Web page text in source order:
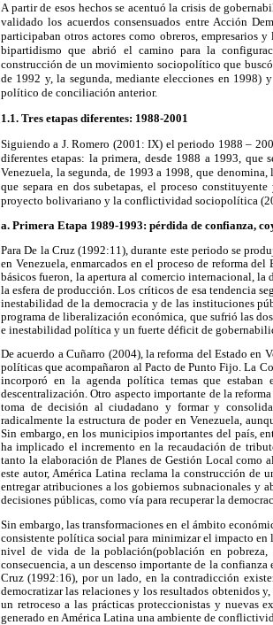
A partir de esos hechos se acentuó la crisis de
validado los acuerdos consensuados entre Acción
participaban otros actores como obreros, empresarios
bipartidismo que abrió el camino para la
construcción de un movimiento sociopolítico que
de 1992 y, la segunda, mediante elecciones en 1998)
político de conciliación anterior.
1.1. Tres etapas diferentes: 1988-2001
Siguiendo a J. Romero (2001: IX) el periodo 1988 –
diferentes etapas: la primera, desde 1988 a 1993,
Venezuela, la segunda, de 1993 a 1998, que
que separa en dos subetapas, el proceso
proyecto bolivariano y la conflictividad sociopolítica
a. Primera Etapa 1989-1993: pérdida de confianza,
Para De la Cruz (1992:11), durante este periodo se
en Venezuela, enmarcados en el proceso de reforma
básicos fueron, la apertura al comercio internacional,
la esfera de producción. Los críticos de esa tendencia
inestabilidad de la democracia y de las instituciones
programa de liberalización económica, que sufrió las
e inestabilidad política y un fuerte déficit de
De acuerdo a Cuñarro (2004), la reforma del Estado en
políticas que acompañaron al Pacto de Punto Fijo. La
incorporó en la agenda política temas que
descentralización. Otro aspecto importante de la
toma de decisión al ciudadano y formar y
radicalmente la estructura de poder en Venezuela,
Sin embargo, en los municipios importantes del país,
ha implicado el incremento en la recaudación de
tanto la elaboración de Planes de Gestión Local como
este autor, América Latina reclama la construcción de
entregar atribuciones a los gobiernos subnacionales y
decisiones públicas, como vía para recuperar la
Sin embargo, las transformaciones en el ámbito
consistente política social para minimizar el impacto en
nivel de vida de la población(población en pobreza,
consecuencia, a un descenso importante de la
Cruz (1992:16), por un lado, en la contradicción
democratizar las relaciones y los resultados obtenidos
un retroceso a las prácticas proteccionistas y nuevas
generado en América Latina una ambiente de